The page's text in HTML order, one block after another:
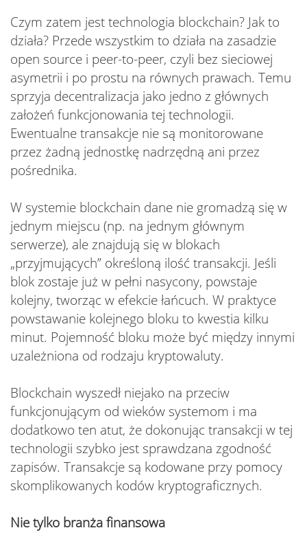
Czym zatem jest technologia blockchain? Jak to
działa? Przede wszystkim to działa na zasadzie
open source i peer-to-peer, czyli bez sieciowej
asymetrii i po prostu na równych prawach. Temu
sprzyja decentralizacja jako jedno z głównych
założeń funkcjonowania tej technologii.
Ewentualne transakcje nie są monitorowane
przez żadną jednostkę nadrzędną ani przez
pośrednika.
W systemie blockchain dane nie gromadzą się w
jednym miejscu (np. na jednym głównym
serwerze), ale znajdują się w blokach
„przyjmujących” określoną ilość transakcji. Jeśli
blok zostaje już w pełni nasycony, powstaje
kolejny, tworząc w efekcie łańcuch. W praktyce
powstawanie kolejnego bloku to kwestia kilku
minut. Pojemność bloku może być między innymi
uzależniona od rodzaju kryptowaluty.
Blockchain wyszedł niejako na przeciw
funkcjonującym od wieków systemom i ma
dodatkowo ten atut, że dokonując transakcji w tej
technologii szybko jest sprawdzana zgodność
zapisów. Transakcje są kodowane przy pomocy
skomplikowanych kodów kryptograficznych.
Nie tylko branża finansowa